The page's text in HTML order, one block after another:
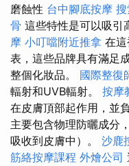
磨蝕性 台中腳底按摩
骨 這些特性是可以吸引
摩 小叮噹附近推拿 在
表，這些品牌具有滿足
整個化妝品。 國際整復
輻射和UVB輻射。 按摩
在皮膚頂部起作用，並
主要包含物理防曬成分
吸收到皮膚中）。 沙鹿
筋絡按摩課程 外燴公司